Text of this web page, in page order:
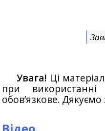
Увага! Ці
при
обов’язкове.